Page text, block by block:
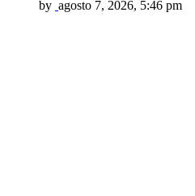
by agosto 7, 2026, 5:46 pm